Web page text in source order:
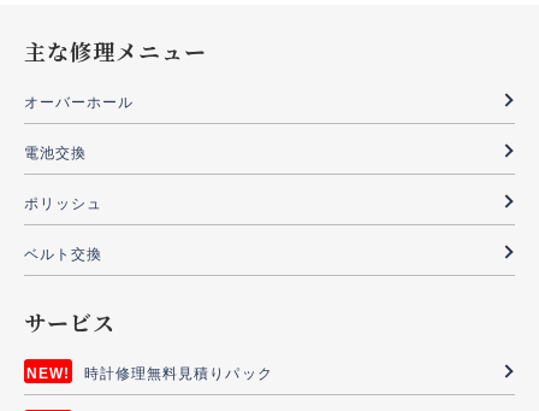
主な修理メニュー
オーバーホール
電池交換
ポリッシュ
ベルト交換
サービス
時計修理無料見積りパック